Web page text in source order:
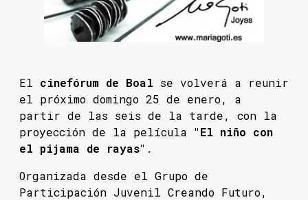
El cinefórum de Boal se volverá a reunir
el próximo domingo 25 de enero, a
partir de las seis de la tarde, con la
proyección de la película "El niño con
el pijama de rayas" .
Organizada desde el Grupo de
Participación Juvenil Creando Futuro,